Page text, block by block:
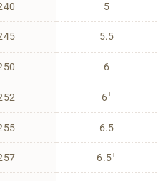
5
5.5
6
6+
6.5
6.5+